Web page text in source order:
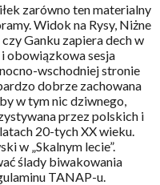
zarówno ten materialny
Widok na Rysy, Niżne
Ganku zapiera dech w
obowiązkowa sesja
wschodniej stronie
dobrze zachowana
w tym nic dziwnego,
przez polskich i
20-tych XX wieku.
w „Skalnym lecie”.
ślady biwakowania
TANAP-u.